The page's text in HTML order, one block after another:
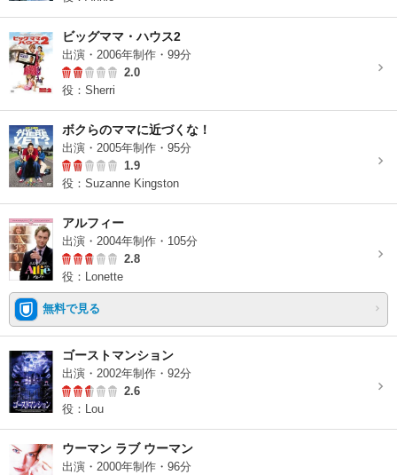
ビッグママ・ハウス2
出演・2006年制作・99分
2.0
役：Sherri
ボクらのママに近づくな！
出演・2005年制作・95分
1.9
役：Suzanne Kingston
アルフィー
出演・2004年制作・105分
2.8
役：Lonette
無料で見る
ゴーストマンション
出演・2002年制作・92分
2.6
役：Lou
ウーマン ラブ ウーマン
出演・2000年制作・96分